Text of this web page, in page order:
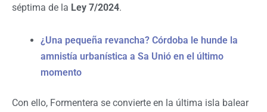
séptima de la Ley 7/2024.
¿Una pequeña revancha? Córdoba le hunde la
amnistía urbanística a Sa Unió en el último
momento
Con ello, Formentera se convierte en la última isla balear